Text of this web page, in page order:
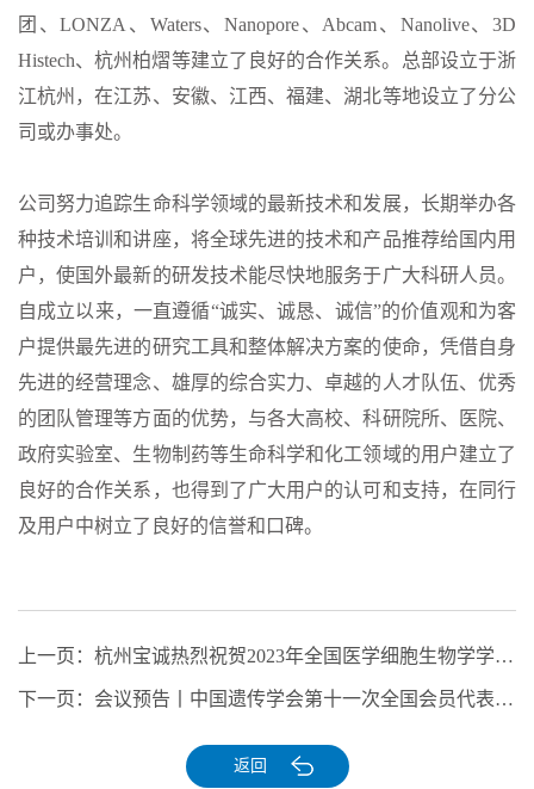
团、LONZA、Waters、Nanopore、Abcam、Nanolive、3D
Histech、杭州柏熠等建立了良好的合作关系。总部设立于浙
江杭州，在江苏、安徽、江西、福建、湖北等地设立了分公
司或办事处。
公司努力追踪生命科学领域的最新技术和发展，长期举办各
种技术培训和讲座，将全球先进的技术和产品推荐给国内用
户，使国外最新的研发技术能尽快地服务于广大科研人员。
自成立以来，一直遵循“诚实、诚恳、诚信”的价值观和为客
户提供最先进的研究工具和整体解决方案的使命，凭借自身
先进的经营理念、雄厚的综合实力、卓越的人才队伍、优秀
的团队管理等方面的优势，与各大高校、科研院所、医院、
政府实验室、生物制药等生命科学和化工领域的用户建立了
良好的合作关系，也得到了广大用户的认可和支持，在同行
及用户中树立了良好的信誉和口碑。
上一页： 杭州宝诚热烈祝贺2023年全国医学细胞生物学学术大会圆满举行
下一页： 会议预告丨中国遗传学会第十一次全国会员代表大会暨学术交流会
返回